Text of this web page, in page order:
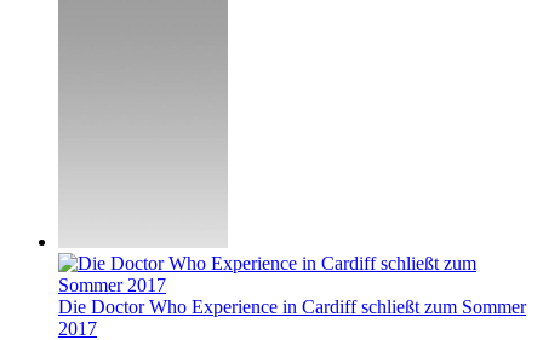
Die Doctor Who Experience in Cardiff schließt zum Sommer
2017